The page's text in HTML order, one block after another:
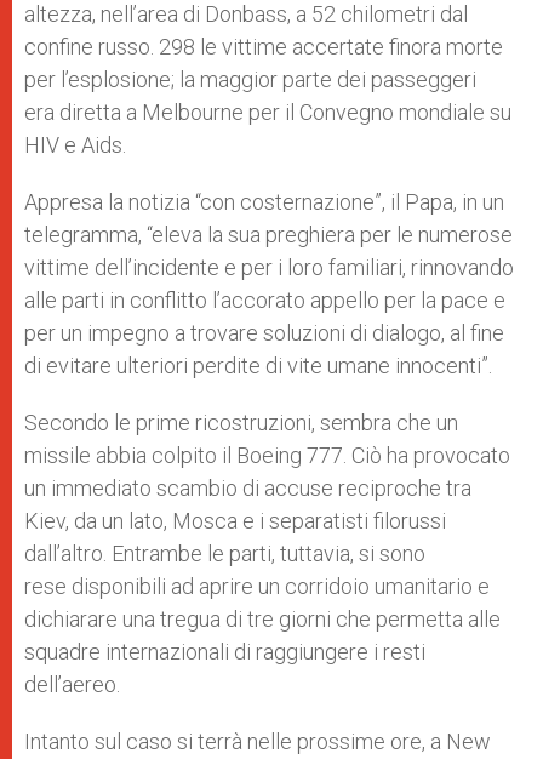
altezza, nell’area di Donbass, a 52 chilometri dal
confine russo. 298 le vittime accertate finora morte
per l’esplosione; la maggior parte dei passeggeri
era diretta a Melbourne per il Convegno mondiale su
HIV e Aids.
Appresa la notizia “con costernazione”, il Papa, in un
telegramma, “eleva la sua preghiera per le numerose
vittime dell’incidente e per i loro familiari, rinnovando
alle parti in conflitto l’accorato appello per la pace e
per un impegno a trovare soluzioni di dialogo, al fine
di evitare ulteriori perdite di vite umane innocenti”.
Secondo le prime ricostruzioni, sembra che un
missile abbia colpito il Boeing 777. Ciò ha provocato
un immediato scambio di accuse reciproche tra
Kiev, da un lato, Mosca e i separatisti filorussi
dall’altro. Entrambe le parti, tuttavia, si sono
rese disponibili ad aprire un corridoio umanitario e
dichiarare una tregua di tre giorni che permetta alle
squadre internazionali di raggiungere i resti
dell’aereo.
Intanto sul caso si terrà nelle prossime ore, a New